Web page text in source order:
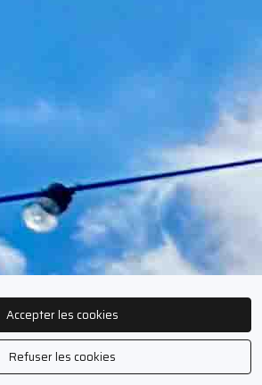
Accepter les cookies
Refuser les cookies